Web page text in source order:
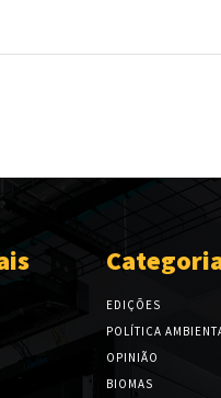
EDIÇÕES
POLÍTICA
OPINIÃO
BIOMAS